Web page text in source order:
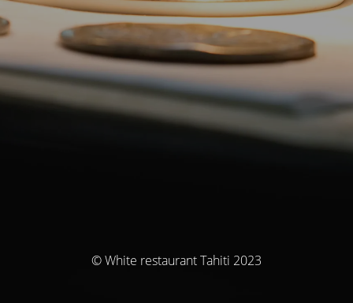
© White restaurant Tahiti 2023